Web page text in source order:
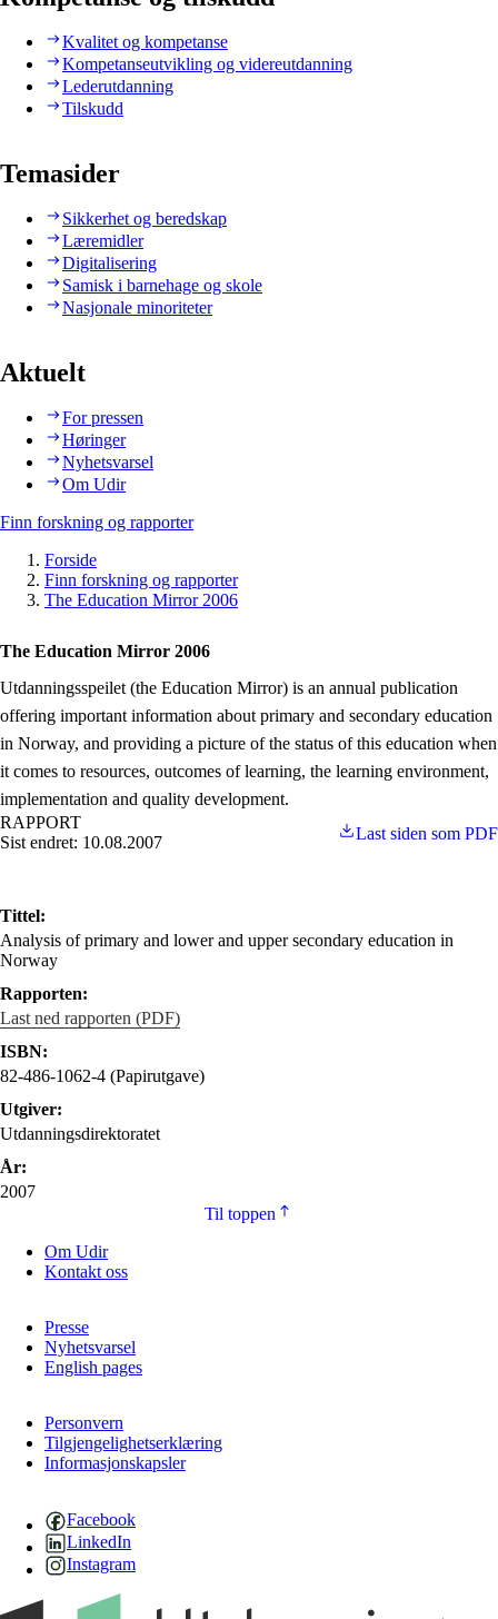
Kvalitet og kompetanse
Kompetanseutvikling og videreutdanning
Lederutdanning
Tilskudd
Temasider
Sikkerhet og beredskap
Læremidler
Digitalisering
Samisk i barnehage og skole
Nasjonale minoriteter
Aktuelt
For pressen
Høringer
Nyhetsvarsel
Om Udir
Finn forskning og rapporter
Forside
Finn forskning og rapporter
The Education Mirror 2006
The Education Mirror 2006
Utdanningsspeilet (the Education Mirror) is an annual publication
offering important information about primary and secondary education
in Norway, and providing a picture of the status of this education when
it comes to resources, outcomes of learning, the learning environment,
implementation and quality development.
RAPPORT
Sist endret: 10.08.2007
Last siden som PDF
Tittel:
Analysis of primary and lower and upper secondary education in
Norway
Rapporten:
Last ned rapporten (PDF)
ISBN:
82-486-1062-4 (Papirutgave)
Utgiver:
Utdanningsdirektoratet
År:
2007
Til toppen
Om Udir
Kontakt oss
Presse
Nyhetsvarsel
English pages
Personvern
Tilgjengelighetserklæring
Informasjonskapsler
Facebook
LinkedIn
Instagram